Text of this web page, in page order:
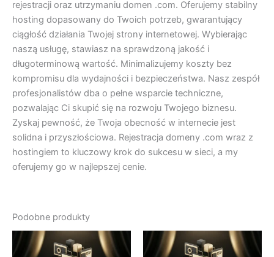
rejestracji oraz utrzymaniu domen .com. Oferujemy stabilny
hosting dopasowany do Twoich potrzeb, gwarantujący
ciągłość działania Twojej strony internetowej. Wybierając
naszą usługę, stawiasz na sprawdzoną jakość i
długoterminową wartość. Minimalizujemy koszty bez
kompromisu dla wydajności i bezpieczeństwa. Nasz zespół
profesjonalistów dba o pełne wsparcie techniczne,
pozwalając Ci skupić się na rozwoju Twojego biznesu.
Zyskaj pewność, że Twoja obecność w internecie jest
solidna i przyszłościowa. Rejestracja domeny .com wraz z
hostingiem to kluczowy krok do sukcesu w sieci, a my
oferujemy go w najlepszej cenie.
Podobne produkty